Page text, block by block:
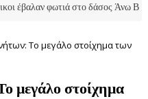
φωτιά στο δάσος Άνω Βριλησσίων
Το μεγάλο στοίχημα των
μεγάλο στοίχημα